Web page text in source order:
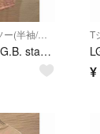
Tシャツ/カットソー(半袖/袖なし)
00s archive L.G.B. stamps t-shirt tシャツ
¥